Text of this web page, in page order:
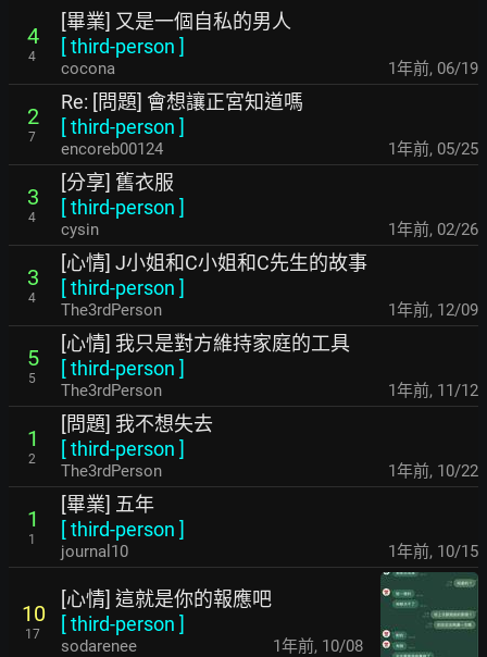
4
4
[畢業] 又是一個自私的男人
[third-person ]
cocona 1年前, 06/19
2
7
Re: [問題] 會想讓正宮知道嗎
[third-person ]
encoreb00124 1年前, 05/25
3
4
[分享] 舊衣服
[third-person ]
cysin 1年前, 02/26
3
4
[心情] J小姐和C小姐和C先生的故事
[third-person ]
The3rdPerson 1年前, 12/09
5
5
[心情] 我只是對方維持家庭的工具
[third-person ]
The3rdPerson 1年前, 11/12
1
2
[問題] 我不想失去
[third-person ]
The3rdPerson 1年前, 10/22
1
1
[畢業] 五年
[third-person ]
journal10 1年前, 10/15
10
17
[心情] 這就是你的報應吧
[third-person ]
sodarenee 1年前, 10/08